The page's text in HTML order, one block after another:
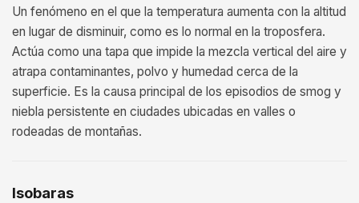
Un fenómeno en el que la temperatura aumenta con la altitud
en lugar de disminuir, como es lo normal en la troposfera.
Actúa como una tapa que impide la mezcla vertical del aire y
atrapa contaminantes, polvo y humedad cerca de la
superficie. Es la causa principal de los episodios de smog y
niebla persistente en ciudades ubicadas en valles o
rodeadas de montañas.
Isobaras